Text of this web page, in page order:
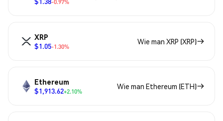
-0.97%
XRP
$1.05-1.30%
Wie man XRP (XRP)
Ethereum
$1,913.62+2.10%
Wie man Ethereum (ETH)